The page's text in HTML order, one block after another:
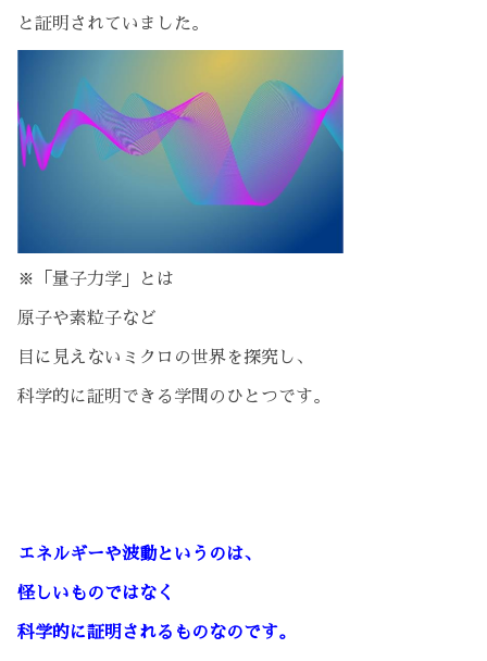
と証明されていました。
※「量子力学」とは
原子や素粒子など
目に見えないミクロの世界を探究し、
科学的に証明できる学問のひとつです。
エネルギーや波動というのは、
怪しいものではなく
科学的に証明されるものなのです。